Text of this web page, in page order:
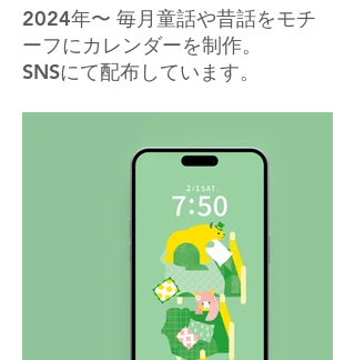
2024年〜 毎月童話や昔話をモチ
ーフにカレンダーを制作。
SNSにて配布しています。